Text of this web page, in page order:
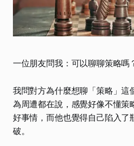
一位朋友問我：可以聊聊策略嗎
我問對方為什麼想聊「策略」這
為周遭都在說，感覺好像不懂策
好事情，而他也覺得自己陷入了
破。​